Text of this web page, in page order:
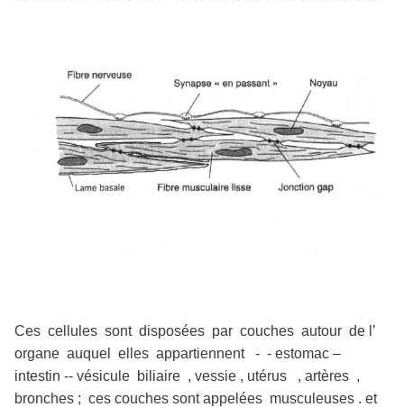
Ces cellules sont disposées par couches autour de l’
organe auquel elles appartiennent - - estomac –
intestin -- vésicule biliaire , vessie , utérus , artères ,
bronches ; ces couches sont appelées musculeuses . et